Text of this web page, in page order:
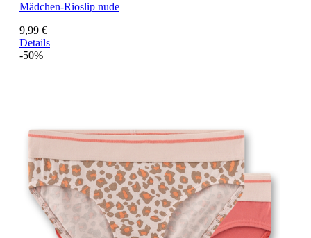
Mädchen-Rioslip nude
9,99 €
Details
-50%